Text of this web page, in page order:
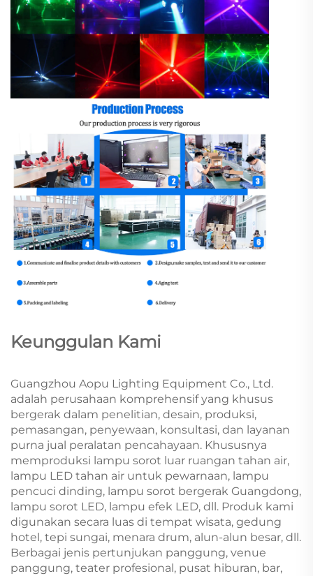
Keunggulan Kami
Guangzhou Aopu Lighting Equipment Co., Ltd.
adalah perusahaan komprehensif yang khusus
bergerak dalam penelitian, desain, produksi,
pemasangan, penyewaan, konsultasi, dan layanan
purna jual peralatan pencahayaan. Khususnya
memproduksi lampu sorot luar ruangan tahan air,
lampu LED tahan air untuk pewarnaan, lampu
pencuci dinding, lampu sorot bergerak Guangdong,
lampu sorot LED, lampu efek LED, dll. Produk kami
digunakan secara luas di tempat wisata, gedung
hotel, tepi sungai, menara drum, alun-alun besar, dll.
Berbagai jenis pertunjukan panggung, venue
panggung, teater profesional, pusat hiburan, bar,